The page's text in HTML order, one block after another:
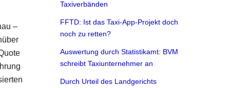
–
Taxiverbänden
FFTD: Ist das Taxi-App-Projekt doch
noch zu retten?
Auswertung durch Statistikamt: BVM
schreibt Taxiunternehmer an
Durch Urteil des Landgerichts